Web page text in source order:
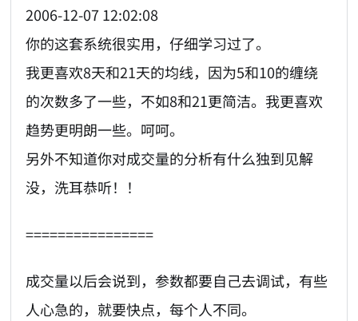
2006-12-07 12:02:08
你的这套系统很实用，仔细学习过了。
我更喜欢8天和21天的均线，因为5和10的缠绕
的次数多了一些，不如8和21更简洁。我更喜欢
趋势更明朗一些。呵呵。
另外不知道你对成交量的分析有什么独到见解
没，洗耳恭听！！
================
成交量以后会说到，参数都要自己去调试，有些
人心急的，就要快点，每个人不同。